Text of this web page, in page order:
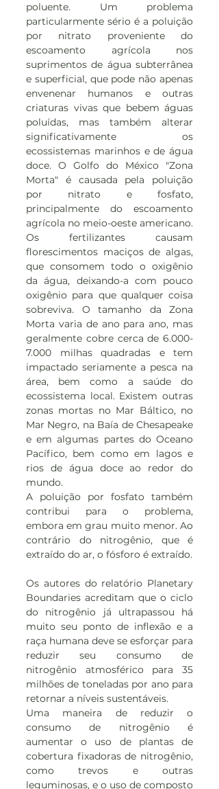
poluente. Um problema
particularmente sério é a poluição
por nitrato proveniente do
escoamento agrícola nos
suprimentos de água subterrânea
e superficial, que pode não apenas
envenenar humanos e outras
criaturas vivas que bebem águas
poluídas, mas também alterar
significativamente os
ecossistemas marinhos e de água
doce. O Golfo do México "Zona
Morta" é causada pela poluição
por nitrato e fosfato,
principalmente do escoamento
agrícola no meio-oeste americano.
Os fertilizantes causam
florescimentos maciços de algas,
que consomem todo o oxigênio
da água, deixando-a com pouco
oxigênio para que qualquer coisa
sobreviva. O tamanho da Zona
Morta varia de ano para ano, mas
geralmente cobre cerca de 6.000-
7.000 milhas quadradas e tem
impactado seriamente a pesca na
área, bem como a saúde do
ecossistema local. Existem outras
zonas mortas no Mar Báltico, no
Mar Negro, na Baía de Chesapeake
e em algumas partes do Oceano
Pacífico, bem como em lagos e
rios de água doce ao redor do
mundo.
A poluição por fosfato também
contribui para o problema,
embora em grau muito menor. Ao
contrário do nitrogênio, que é
extraído do ar, o fósforo é extraído.
Os autores do relatório Planetary
Boundaries acreditam que o ciclo
do nitrogênio já ultrapassou há
muito seu ponto de inflexão e a
raça humana deve se esforçar para
reduzir seu consumo de
nitrogênio atmosférico para 35
milhões de toneladas por ano para
retornar a níveis sustentáveis.
Uma maneira de reduzir o
consumo de nitrogênio é
aumentar o uso de plantas de
cobertura fixadoras de nitrogênio,
como trevos e outras
leguminosas, e o uso de composto